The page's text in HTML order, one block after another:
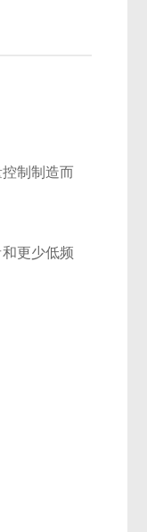
制制造而
更少低频